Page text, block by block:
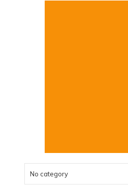
No category